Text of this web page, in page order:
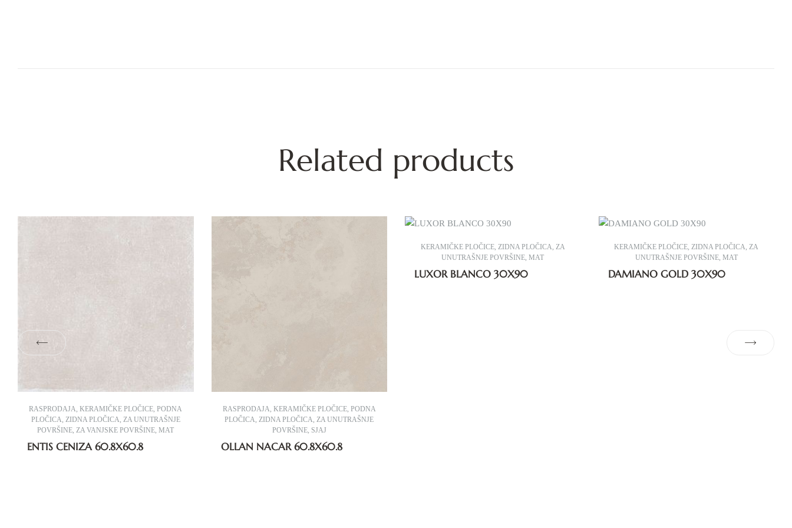
Related products
RASPRODAJA,KERAMIČKE PLOČICE,PODNA
PLOČICA, ZIDNA PLOČICA, ZA UNUTRAŠNJE
POVRŠINE,ZA VANJSKE POVRŠINE,MAT
ENTIS CENIZA 60.8X60.8
RASPRODAJA, KERAMIČKE PLOČICE, PODNA
PLOČICA,ZIDNA PLOČICA,ZA UNUTRAŠNJE
POVRŠINE, SJAJ
OLLAN NACAR 60.8X60.8
KERAMIČKE PLOČICE, ZIDNA PLOČICA, ZA
UNUTRAŠNJE POVRŠINE,MAT
LUXOR BLANCO 30X90
KERAMIČKE PLOČICE,ZIDNA PLOČICA,ZA
UNUTRAŠNJE POVRŠINE, MAT
DAMIANO GOLD 30X90